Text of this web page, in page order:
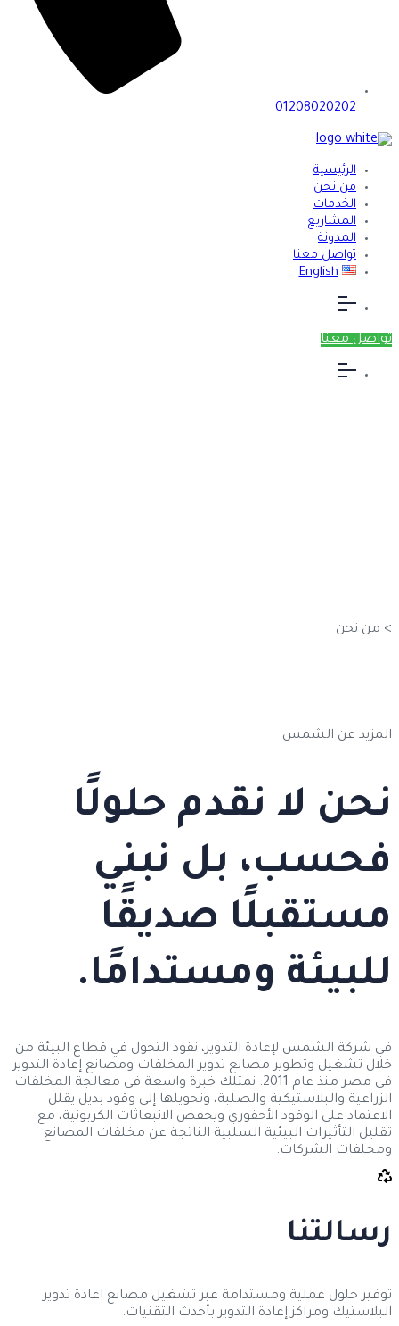
01208020202
الرئيسية
من نحن
الخدمات
المشاريع
المدونة
تواصل معنا
English
تواصل معنا
> من نحن
المزيد عن الشمس
نحن لا نقدم حلولًا
فحسب، بل نبني
مستقبلًا صديقًا
للبيئة ومستدامًا.
في شركة الشمس لإعادة التدوير، نقود التحول في قطاع البيئة من
خلال تشغيل وتطوير مصانع تدوير المخلفات ومصانع إعادة التدوير
في مصر منذ عام 2011. نمتلك خبرة واسعة في معالجة المخلفات
الزراعية والبلاستيكية والصلبة، وتحويلها إلى وقود بديل يقلل
الاعتماد على الوقود الأحفوري ويخفض الانبعاثات الكربونية، مع
تقليل التأثيرات البيئية السلبية الناتجة عن مخلفات المصانع
ومخلفات الشركات.
رسالتنا
توفير حلول عملية ومستدامة عبر تشغيل مصانع اعادة تدوير
البلاستيك ومراكز إعادة التدوير بأحدث التقنيات.